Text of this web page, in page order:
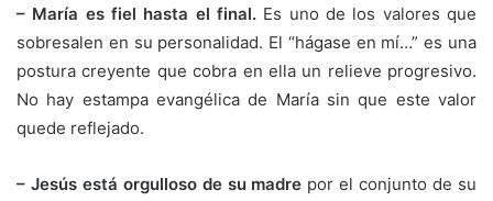
– María es fiel hasta el final. Es uno de los valores que
sobresalen en su personalidad. El “hágase en mí…” es una
postura creyente que cobra en ella un relieve progresivo.
No hay estampa evangélica de María sin que este valor
quede reflejado.
– Jesús está orgulloso de su madre por el conjunto de su